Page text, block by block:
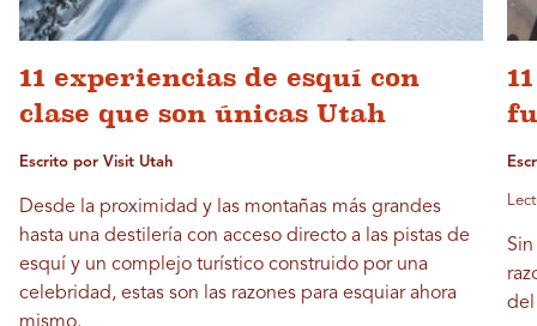
11 experiencias de esquí con
clase que son únicas Utah
Escrito por Visit Utah
Desde la proximidad y las montañas más grandes
hasta una destilería con acceso directo a las pistas de
esquí y un complejo turístico construido por una
celebridad, estas son las razones para esquiar ahora
del